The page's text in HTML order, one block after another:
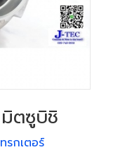
ตซูบิชิ
รกเตอร์